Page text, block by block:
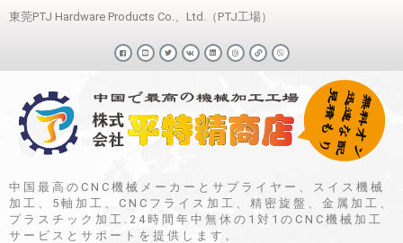
東莞PTJ Hardware Products Co.、Ltd.（PTJ工場）
中国最高のCNC機械メーカーとサプライヤー、スイス機械
加工、5軸加工、CNCフライス加工、精密旋盤、金属加工、
プラスチック加工.24時間年中無休の1対1のCNC機械加工
サービスとサポートを提供します。